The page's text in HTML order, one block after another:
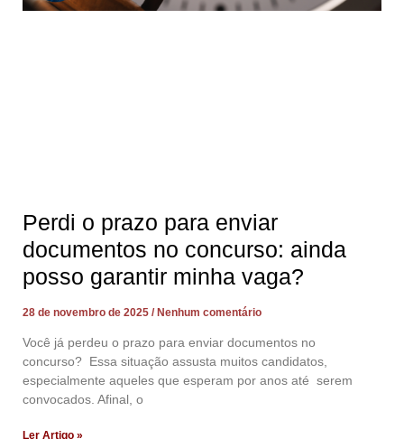
Perdi o prazo para enviar
documentos no concurso: ainda
posso garantir minha vaga?
28 de novembro de 2025 Nenhum comentário
Você já perdeu o prazo para enviar documentos no
concurso? Essa situação assusta muitos candidatos,
especialmente aqueles que esperam por anos até serem
convocados. Afinal, o
Ler Artigo »